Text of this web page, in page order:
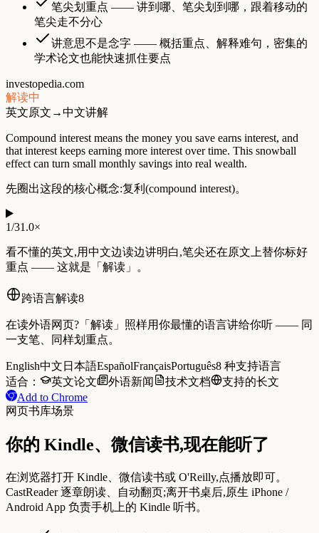
笔尖划重点 —— 讲到哪、笔尖划到哪，跟着移动的
笔尖走不分心
讲意思不是念字 —— 概括重点、解释难句，密集的
学术论文也能快速抓住要点
investopedia.com
解读中
英文原文 →中文讲解
Compound interest means the money you save earns interest, and
that interest keeps earning more interest over time. This snowball
effect can turn small monthly savings into real wealth.
先圈出这段的核心概念:复利 (compound interest)。
1/31.0×
看不懂的英文,用中文边读边讲明白,笔尖还在原文上替你标好
重点 —— 这就是「解读」。
跨语言解读8
在读外语网页?「解读」照样用你最懂的语言讲给你听 —— 同
一支笔、同样划重点。
English中文 日本語EspañolFrançaisPortuguês8 种支持语言
适合：
英文论文 外语新闻 技术文档
支持的长文
Add to Chrome
网页书库场景
你的 Kindle、微信读书,现在能听了
在浏览器打开 Kindle、微信读书或 O'Reilly,点播放即可。
CastReader 逐章朗读、自动翻页;离开书桌后,原生 iPhone /
Android App 负责手机上的 Kindle 听书。